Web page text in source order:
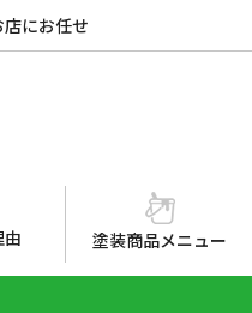
にお任せ
塗装商品メニュー